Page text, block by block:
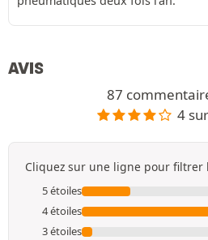
AVIS
87
4
Cliquez sur une ligne pour filtrer
5 étoiles
4 étoiles
3 étoiles